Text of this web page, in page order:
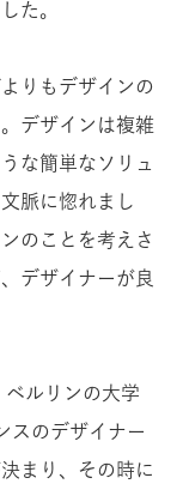
た。
りもデザインの
デザインは複雑
な簡単なソリュ
脈に惚れまし
のことを考えさ
デザイナーが良
ルリンの大学
スのデザイナー
まり、その時に